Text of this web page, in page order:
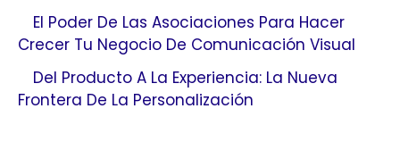
El Poder De Las Asociaciones Para Hacer
Crecer Tu Negocio De Comunicación Visual
Del Producto A La Experiencia: La Nueva
Frontera De La Personalización